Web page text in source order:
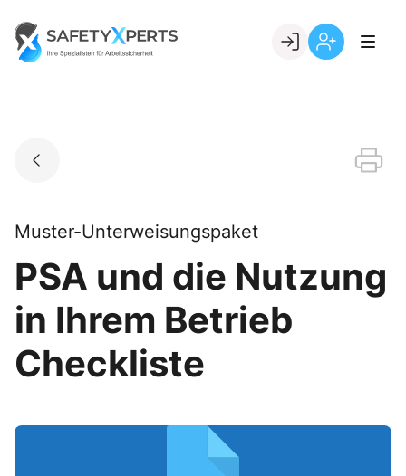
content
Go to landing page.
Muster-Unterweisungspaket
PSA und die Nutzung
in Ihrem Betrieb
Checkliste